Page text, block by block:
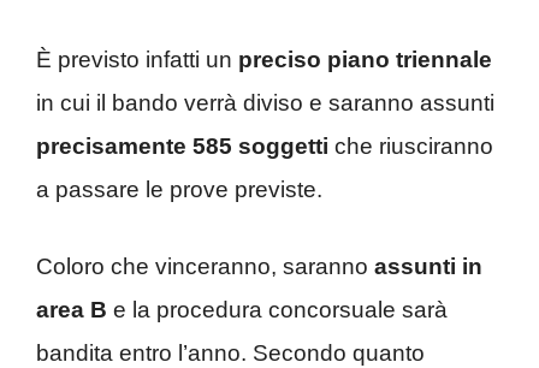
È previsto infatti un preciso piano triennale
in cui il bando verrà diviso e saranno assunti
precisamente 585 soggetti che riusciranno
a passare le prove previste.
Coloro che vinceranno, saranno assunti in
area B e la procedura concorsuale sarà
bandita entro l’anno. Secondo quanto